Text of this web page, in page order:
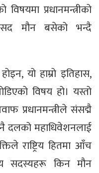
प्रधानमन्त्रीको
सांसद मौन बसेको भन्दै
यो हाम्रो इतिहास,
विषय हो। यस्तो
प्रधानमन्त्रीले संसद्मै
दलको महाधिवेशनलाई
राष्ट्रिय हितमा आँच
सदस्यहरू किन मौन